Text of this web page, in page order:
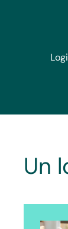
Un